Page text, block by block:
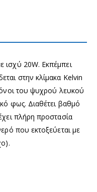
20W. Εκπέμπει
στην κλίμακα Kelvin
του ψυχρού λευκού
φως. Διαθέτει βαθμό
πλήρη προστασία
που εκτοξεύεται με